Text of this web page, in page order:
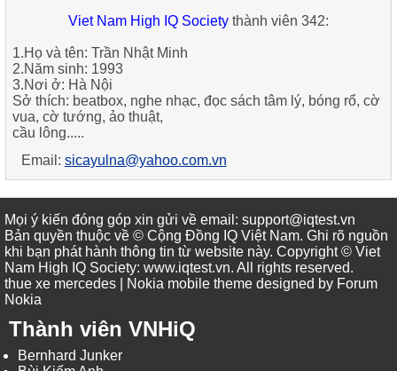
Viet Nam High IQ Societythành viên 342:
1.Họ và tên: Trần Nhật Minh
2.Năm sinh: 1993
3.Nơi ở: Hà Nội
Sở thích: beatbox, nghe nhạc, đọc sách tâm lý, bóng rổ, cờ
vua, cờ tướng, ảo thuật,
cầu lông.....
Email: sicayulna@yahoo.com.vn
Mọi ý kiến đóng góp xin gửi về email: support@iqtest.vn
Bản quyền thuộc về © Cộng Đồng IQ Việt Nam. Ghi rõ nguồn
khi bạn phát hành thông tin từ website này. Copyright © Viet
Nam High IQ Society: www.iqtest.vn. All rights reserved.
thue xe mercedes | Nokia mobile theme designed by Forum
Nokia
Thành viên VNHiQ
Bernhard Junker